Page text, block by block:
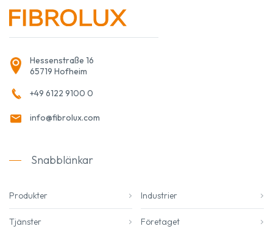
Hessenstraße 16
65719 Hofheim
+49 6122 9100 0
info@fibrolux.com
Snabblänkar
Produkter Industrier
Tjänster Företaget